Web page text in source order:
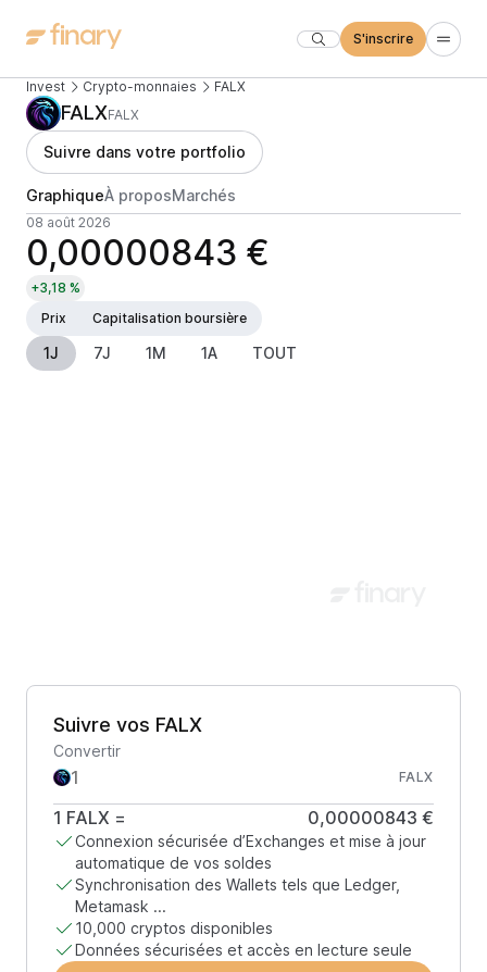
S'inscrire
Invest Crypto-monnaies FALX
FALXFALX
Suivre dans votre portfolio
GraphiqueÀ proposMarchés
08 août 2026
0,00000843 €
+3,18 %
Prix
Capitalisation boursière
1J 7J 1M 1A TOUT
Suivre vos FALX
Convertir
FALX
1 FALX = 0,00000843 €
Connexion sécurisée d’Exchanges et mise à jour
automatique de vos soldes
Synchronisation des Wallets tels que Ledger,
Metamask ...
10,000 cryptos disponibles
Données sécurisées et accès en lecture seule